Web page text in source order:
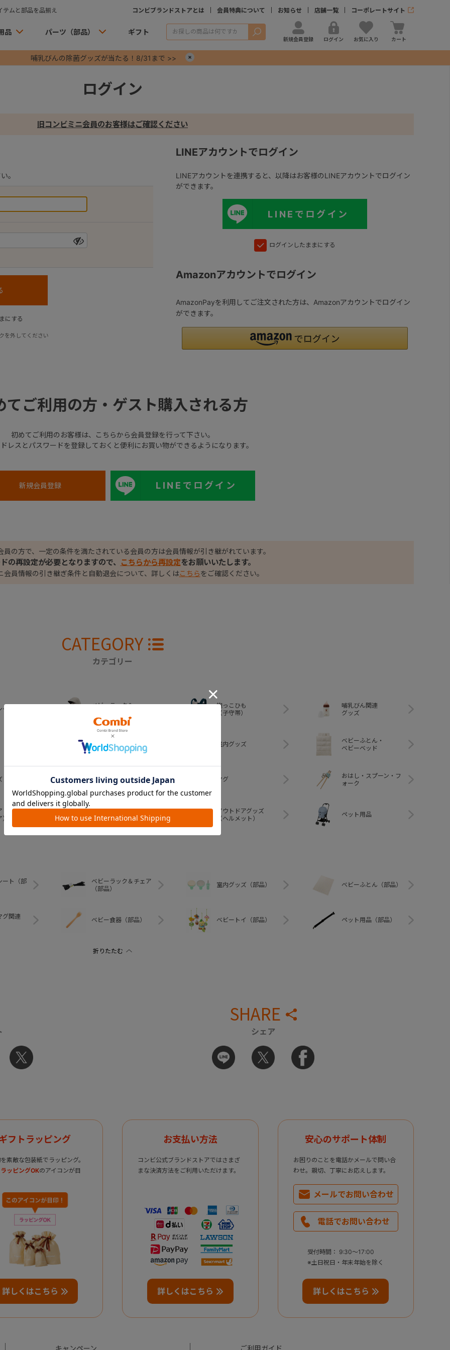
ムと部品を品揃え コンビブランドストアとは 会員特典について お知らせ 店舗一覧 コーポレートサイト
品 パーツ（部品） ギフト 検索
新規会員登録 ログイン お気に入り カート
哺乳びんの除菌グッズが当たる！8/31まで >>
ログイン
旧コンビミニ会員のお客様はご確認ください
。
にする
を外してください
LINEアカウントでログイン
LINEアカウントを連携すると、以降はお客様のLINEアカウントでログイン
ができます。
LINEでログイン
ログインしたままにする
Amazonアカウントでログイン
AmazonPayを利用してご注文された方は、Amazonアカウントでログイン
ができます。
てご利用の方・ゲスト購入される方
初めてご利用のお客様は、こちらから会員登録を行って下さい。
レスとパスワードを登録しておくと便利にお買い物ができるようになります。
LINEでログイン
員の方で、一定の条件を満たされている会員の方は会員情報が引き継がれています。
の再設定が必要となりますので、 こちらから再設定をお願いいたします。
会員情報の引き継ぎ条件と自動退会について、詳しくはこちらをご確認ください。
CATEGORY
カテゴリー
ト
ベビーラック＆
抱っこひも
（子守帯）
哺乳びん関連
グッズ
おむつ・
トイレグッズ
室内グッズ
ベビーふとん・
ベビーベッド
ベビー食器 マグ
おはし・スプーン・フ
ォーク
ベビートイ
アウトドアグッズ
（ヘルメット）
ペット用品
ート（部
ベビーラック＆チェア
（部品）
室内グッズ（部品） ベビーふとん（部品）
グ関連
ベビー食器（部品） ベビートイ（部品） ペット用品（部品）
SHARE
シェア
フトラッピング
素敵な包装紙でラッピング。
ッピングOKのアイコンが目
詳しくはこちら
お支払い方法
コンビ公式ブランドストアではさまざ
まな決済方法をご利用いただけます。
詳しくはこちら
安心のサポート体制
お困りのことを電話かメールで問い合
わせ。親切、丁寧にお応えします。
メールでお問い合わせ
電話でお問い合わせ
受付時間： 9:30～17:00
※土日祝日・年末年始を除く
詳しくはこちら
キャンペーン ご利用ガイド